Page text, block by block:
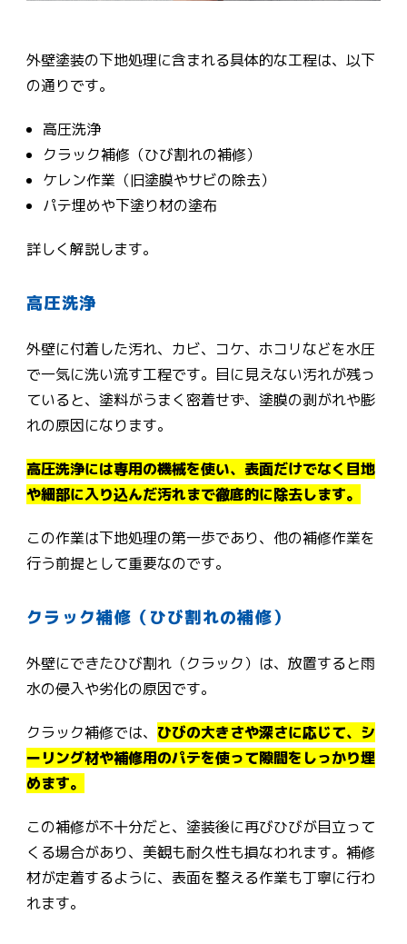
外壁塗装の下地処理に含まれる具体的な工程は、以下
の通りです。
高圧洗浄
クラック補修（ひび割れの補修）
ケレン作業（旧塗膜やサビの除去）
パテ埋めや下塗り材の塗布
詳しく解説します。
高圧洗浄
外壁に付着した汚れ、カビ、コケ、ホコリなどを水圧
で一気に洗い流す工程です。目に見えない汚れが残っ
ていると、塗料がうまく密着せず、塗膜の剥がれや膨
れの原因になります。
高圧洗浄には専用の機械を使い、表面だけでなく目地
や細部に入り込んだ汚れまで徹底的に除去します。
この作業は下地処理の第一歩であり、他の補修作業を
行う前提として重要なのです。
クラック補修（ひび割れの補修）
外壁にできたひび割れ（クラック）は、放置すると雨
水の侵入や劣化の原因です。
クラック補修では、 ひびの大きさや深さに応じて、シ
ーリング材や補修用のパテを使って隙間をしっかり埋
めます。
この補修が不十分だと、塗装後に再びひびが目立って
くる場合があり、美観も耐久性も損なわれます。補修
材が定着するように、表面を整える作業も丁寧に行わ
れます。